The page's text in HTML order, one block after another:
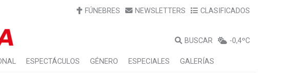
FÚNEBRES NEWSLETTERS CLASIFICADOS
BUSCAR -0,4ºC
ESPECTÁCULOS GÉNERO ESPECIALES GALERÍAS